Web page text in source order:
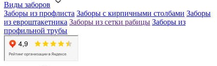
Виды заборов
Заборы из профлиста Заборы с кирпичными столбами Заборы
из евроштакетника Заборы из сетки рабицы Заборы из
профильной трубы